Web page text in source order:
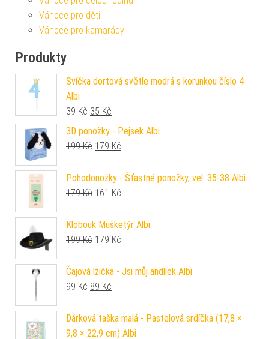
Vánoce pro děti
Vánoce pro kamarády
Produkty
Svíčka dortová světle modrá s korunkou číslo 4
Albi
39Kč Původní cena byla: 39 Kč.
35 Kč
3D ponožky - Pejsek Albi
199Kč Původní cena byla: 199 Kč.
179 Kč
Pohodonožky - Šťastné ponožky, vel. 35-38 Albi
179Kč Původní cena byla: 179 Kč.
161 Kč
Klobouk Mušketýr Albi
199Kč Původní cena byla: 199 Kč.
179 Kč
Čajová lžička - Jsi můj andílek Albi
99Kč Původní cena byla: 99 Kč.
89 Kč
Dárková taška malá - Pastelová srdíčka (17,8 ×
9,8 × 22,9 cm) Albi